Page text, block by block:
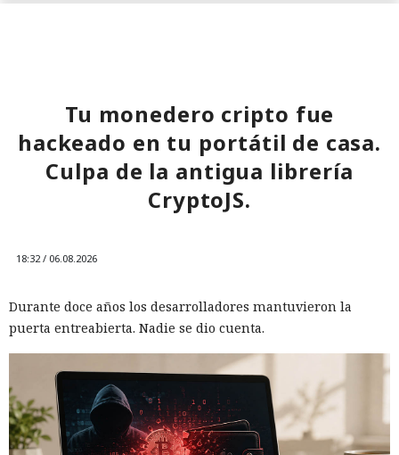
Tu monedero cripto fue
hackeado en tu portátil de casa.
Culpa de la antigua librería
CryptoJS.
18:32 / 06.08.2026
Durante doce años los desarrolladores mantuvieron la
puerta entreabierta. Nadie se dio cuenta.